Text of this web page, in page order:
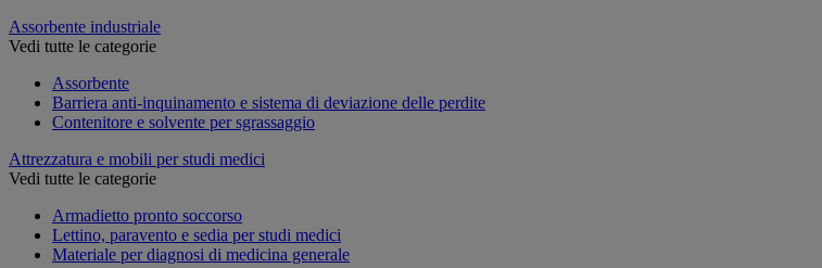
Assorbente industriale
Vedi tutte le categorie
Assorbente
Barriera anti-inquinamento e sistema di deviazione delle perdite
Contenitore e solvente per sgrassaggio
Attrezzatura e mobili per studi medici
Vedi tutte le categorie
Armadietto pronto soccorso
Lettino, paravento e sedia per studi medici
Materiale per diagnosi di medicina generale